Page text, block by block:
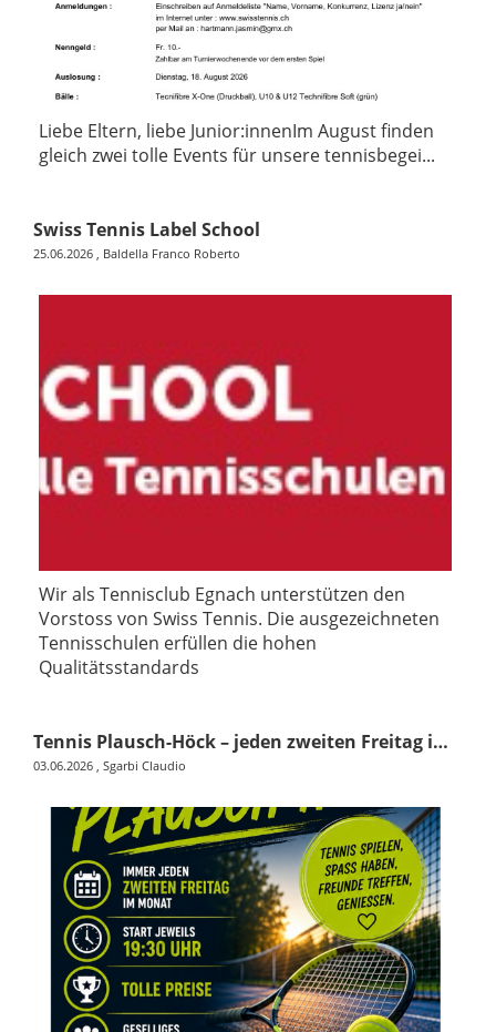
Liebe Eltern, liebe Junior:innenIm August finden
gleich zwei tolle Events für unsere tennisbegei...
Swiss Tennis Label School
25.06.2026 , Baldella Franco Roberto
Wir als Tennisclub Egnach unterstützen den
Vorstoss von Swiss Tennis. Die ausgezeichneten
Tennisschulen erfüllen die hohen
Qualitätsstandards
Tennis Plausch-Höck – jeden zweiten Freitag im Monat 🎾
03.06.2026 , Sgarbi Claudio